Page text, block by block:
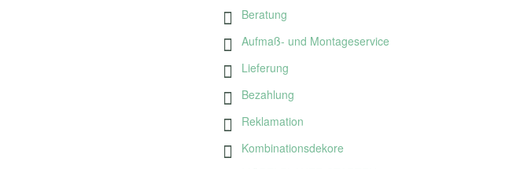
Beratung
Aufmaß- und Montageservice
Lieferung
Bezahlung
Reklamation
Kombinationsdekore